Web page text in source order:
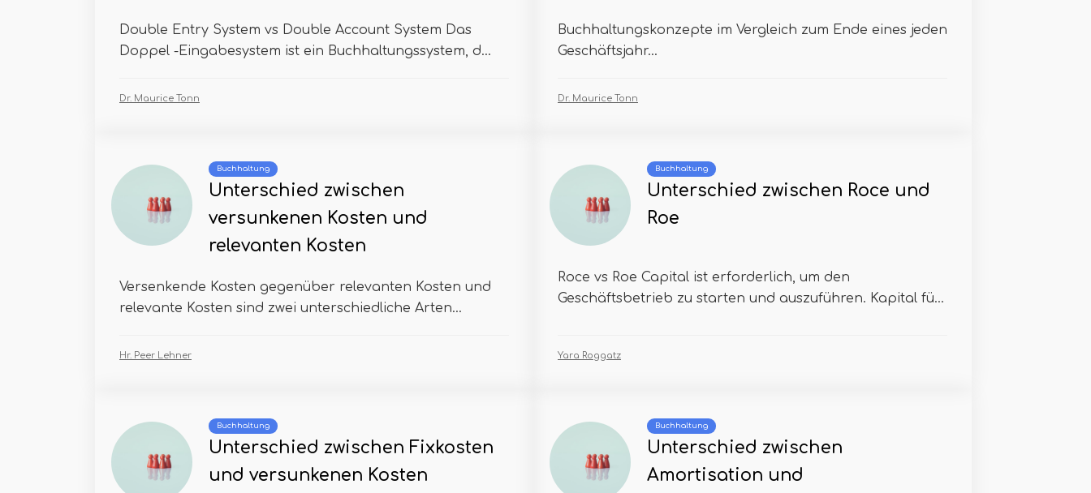
Double Entry System vs Double Account System Das
Doppel -Eingabesystem ist ein Buchhaltungssystem, d...
Dr. Maurice Tonn
Buchhaltungskonzepte im Vergleich zum Ende eines jeden
Geschäftsjahr...
Dr. Maurice Tonn
Buchhaltung
Unterschied zwischen
versunkenen Kosten und
relevanten Kosten
Versenkende Kosten gegenüber relevanten Kosten und
relevante Kosten sind zwei unterschiedliche Arten...
Hr. Peer Lehner
Buchhaltung
Unterschied zwischen Roce und
Roe
Roce vs Roe Capital ist erforderlich, um den
Geschäftsbetrieb zu starten und auszuführen. Kapital fü...
Yara Roggatz
Buchhaltung
Unterschied zwischen Fixkosten
und versunkenen Kosten
Buchhaltung
Unterschied zwischen
Amortisation und